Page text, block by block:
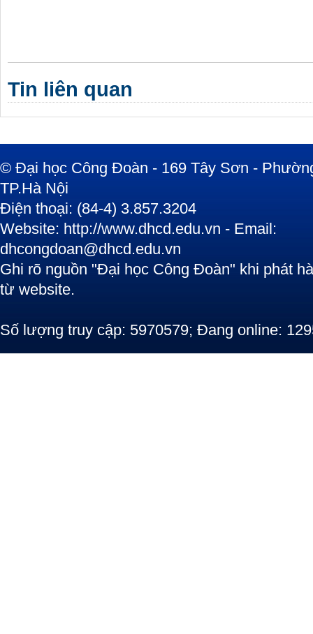
Tin liên quan
© Đại học Công Đoàn - 169 Tây Sơn -
TP.Hà Nội
Điện thoại: (84-4) 3.857.3204
Website: http://www.dhcd.edu.vn - Email:
dhcongdoan@dhcd.edu.vn
Ghi rõ nguồn "Đại học Công Đoàn" khi phát
từ website.
Số lượng truy cập: 5970579; Đang online: